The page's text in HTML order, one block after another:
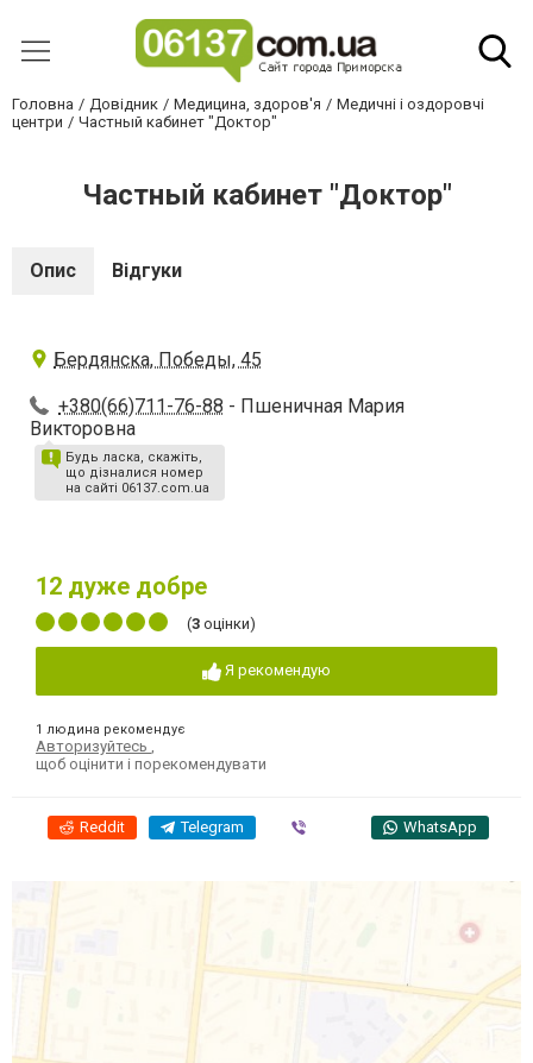
Головна Довідник Медицина, здоров'я
Медичні і оздоровчі
центри
Частный кабинет "Доктор"
Частный кабинет "Доктор"
Опис Відгуки
Бердянска, Победы, 45
+380(66)711-76-88 - Пшеничная Мария
Викторовна
Будь ласка, скажіть,
що дізналися номер
на сайті 06137.com.ua
12 дуже добре
(3 оцінки)
Я рекомендую
1 людина рекомендує
Авторизуйтесь
щоб оцінити і порекомендувати
Reddit Telegram WhatsApp